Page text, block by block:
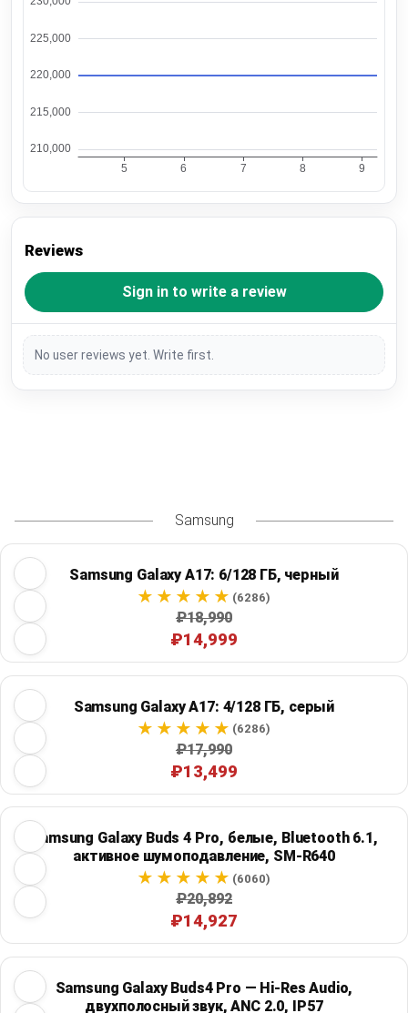
Reviews
Sign in to write a review
No user reviews yet. Write first.
Samsung
Samsung Galaxy A17: 6/128 ГБ, черный
(6286)
₽18,990
₽14,999
Samsung Galaxy A17: 4/128 ГБ, серый
(6286)
₽17,990
₽13,499
Samsung Galaxy Buds 4 Pro, белые, Bluetooth 6.1,
активное шумоподавление, SM-R640
(6060)
₽20,892
₽14,927
Samsung Galaxy Buds4 Pro — Hi-Res Audio,
двухполосный звук, ANC 2.0, IP57